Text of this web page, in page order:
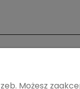
Możesz